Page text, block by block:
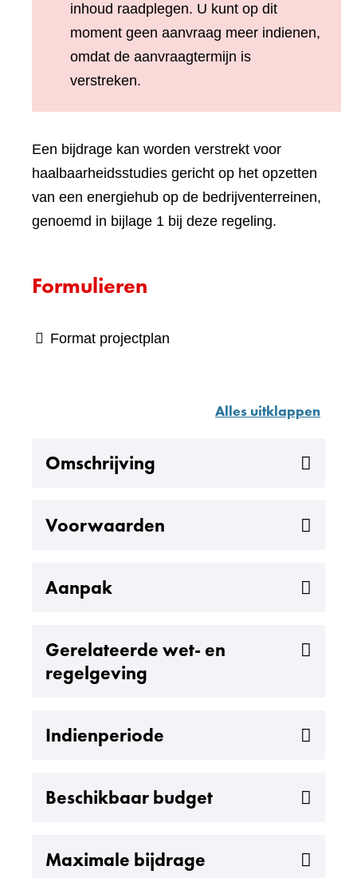
inhoud raadplegen. U kunt op dit
moment geen aanvraag meer indienen,
omdat de aanvraagtermijn is
verstreken.
Een bijdrage kan worden verstrekt voor
haalbaarheidsstudies gericht op het opzetten
van een energiehub op de bedrijventerreinen,
genoemd in bijlage 1 bij deze regeling.
Formulieren
Format projectplan
Alles uitklappen
Omschrijving
Uitklappen
Voorwaarden
Uitklappen
Aanpak
Uitklappen
Gerelateerde wet- en
regelgeving
Uitklappen
Indienperiode
Uitklappen
Beschikbaar budget
Uitklappen
Maximale bijdrage
Uitklappen